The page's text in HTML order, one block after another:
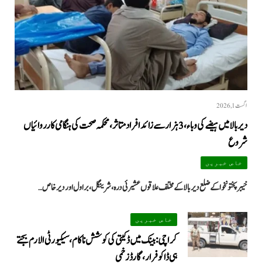
اگست 1, 2026
دیر بالا میں ہیضے کی وباء، 3 ہزار سے زائد افراد متاثر، محکمہ صحت کی ہنگامی کارروائیاں
شروع
خاص خبریں
خیبرپختونخوا کے ضلع دیر بالا کے مختلف علاقوں عشیرئی درہ، شرینگل، براول اور دیر خاص…
خاص خبریں
کراچی: بینک میں ڈکیتی کی کوشش ناکام، سیکیورٹی الارم بجتے
ہی ڈاکو فرار، گارڈ زخمی